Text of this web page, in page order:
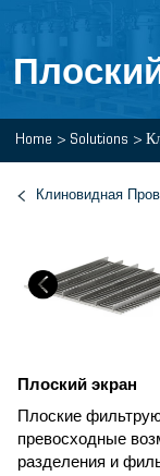
Home > Solutions >
Клиновидная
Плоский экран
Плоские
превосходные
разделения и